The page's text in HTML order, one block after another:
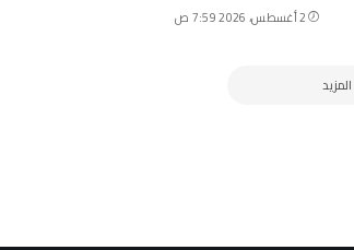
2 أغسطس، 2026 7:59 ص
المزيد